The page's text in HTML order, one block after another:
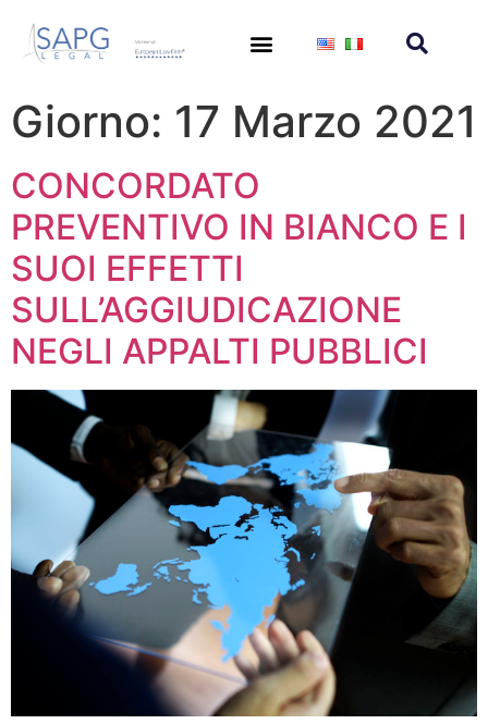
Giorno: 17 Marzo 2021
CONCORDATO
PREVENTIVO IN BIANCO E I
SUOI EFFETTI
SULL’AGGIUDICAZIONE
NEGLI APPALTI PUBBLICI